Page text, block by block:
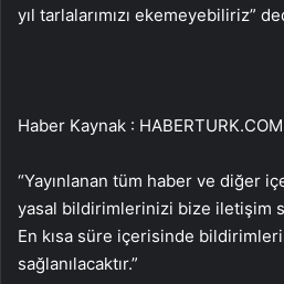
yıl tarlalarımızı ekemeyebiliriz”
Haber Kaynak : HABERTURK.COM
“Yayınlanan tüm haber ve diğer
yasal bildirimlerinizi bize iletişim
En kısa süre içerisinde
sağlanılacaktır.”